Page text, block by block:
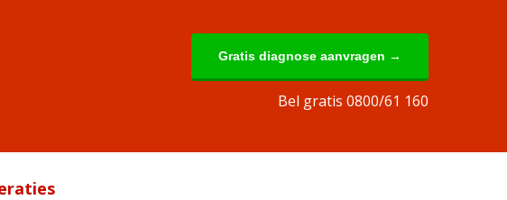
Gratis diagnose aanvragen →
Bel gratis 0800/61 160